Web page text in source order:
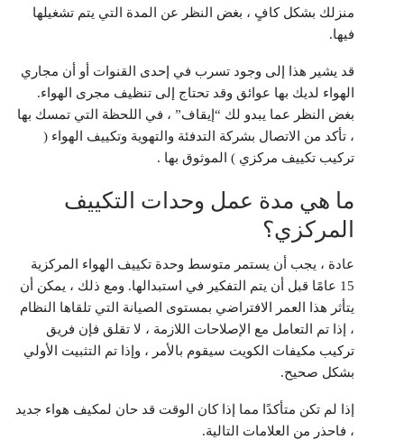
منزلك بشكل كافٍ ، بغض النظر عن المدة التي يتم تشغيلها
فيها.
قد يشير هذا إلى وجود تسرب في إحدى القنوات أو أن مجاري
الهواء لديك بها عوائق وقد تحتاج إلى تنظيف مجرى الهواء.
بغض النظر عما يبدو لك “إيقاف” ، في اللحظة التي تمسك بها
، تأكد من الاتصال بشركة التدفئة والتهوية وتكييف الهواء (
تركيب تكييف مركزي ) الموثوق بها .
ما هي مدة عمل وحدات التكييف
المركزي؟
عادة ، يجب أن يستمر متوسط ​​وحدة تكييف الهواء المركزية
15 عامًا قبل أن يتم التفكير في استبدالها. ومع ذلك ، يمكن أن
يتأثر هذا العمر الافتراضي بمستوى الصيانة التي تلقاها النظام
، إذا تم التعامل مع الإصلاحات اللازمة ، لا تقلق فإن فريق
تركيب مكيفات الكويت سيقوم بالأمر ، وإذا تم التثبيت الأولي
بشكل صحيح.
إذا لم تكن متأكدًا مما إذا كان الوقت قد حان لمكيف هواء جديد
، فاحذر من العلامات التالية.